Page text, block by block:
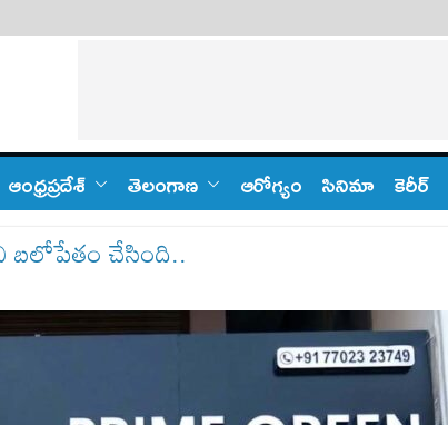
ఆంధ్ర‌ప్ర‌దేశ్ తెలంగాణ‌ ఆరోగ్యం సినిమా కెరీర్
బలోపేతం చేసింది..